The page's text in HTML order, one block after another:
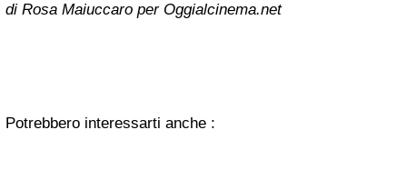
di Rosa Maiuccaro per Oggialcinema.net
Potrebbero interessarti anche :